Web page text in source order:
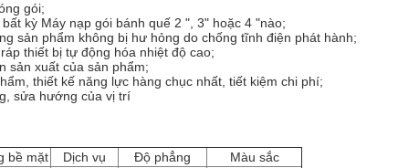
gói;
kỳ Máy nạp gói bánh quế 2 ", 3" hoặc 4 "nào;
sản phẩm không bị hư hỏng do chống tĩnh điện phát hành;
thiết bị tự động hóa nhiệt độ cao;
sản xuất của sản phẩm;
thiết kế năng lực hàng chục nhất, tiết kiệm chi phí;
sửa hướng của vị trí
bề mặt Dịch vụ Độ phẳng
Màu sắc